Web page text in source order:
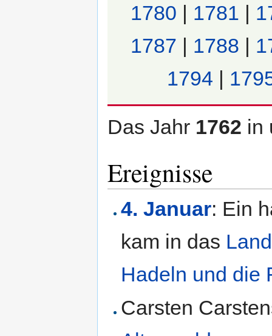
1780
1781
1787
1788
1794
Das Jahr 1762 in
Ereignisse
4. Januar: Ein
kam in das
Hadeln und die
Carsten